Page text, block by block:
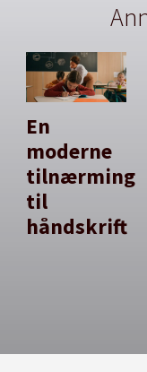
En
moderne
tilnærming
til
håndskrift